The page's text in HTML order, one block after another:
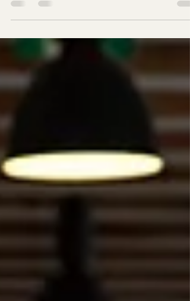
fand „Am Hof 8“ in Wien statt und
sich den zentralen Themen Maibock,
Wildbret, nachhaltige Jagd und der
Esterhazy. Expertinnen und Experten
beleuchteten ökologische, kulinarische
und gesellschaftliche Aspekte der
Wildbewirtschaftung und der regionalen